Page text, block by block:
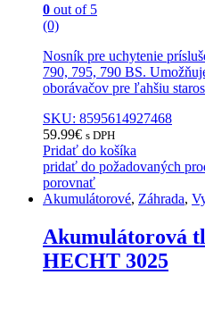
0 out of 5
(0)
Nosník pre uchytenie
790, 795, 790 BS.
oborávačov pre ľahšiu
SKU: 8595614927468
59.99€ s DPH
Pridať do košíka
pridať do požadovaných
porovnať
Akumulátorové, Záhrada,
Akumulátorová
HECHT 3025